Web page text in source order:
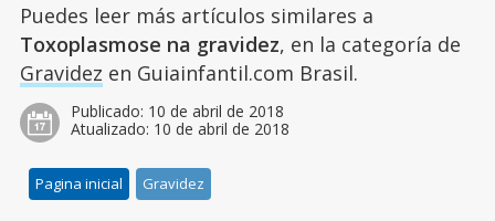
Puedes leer más artículos similares a
Toxoplasmose na gravidez, en la categoría de
Gravidez en Guiainfantil.com Brasil.
Publicado: 10 de abril de 2018
Atualizado: 10 de abril de 2018
Pagina inicial Gravidez